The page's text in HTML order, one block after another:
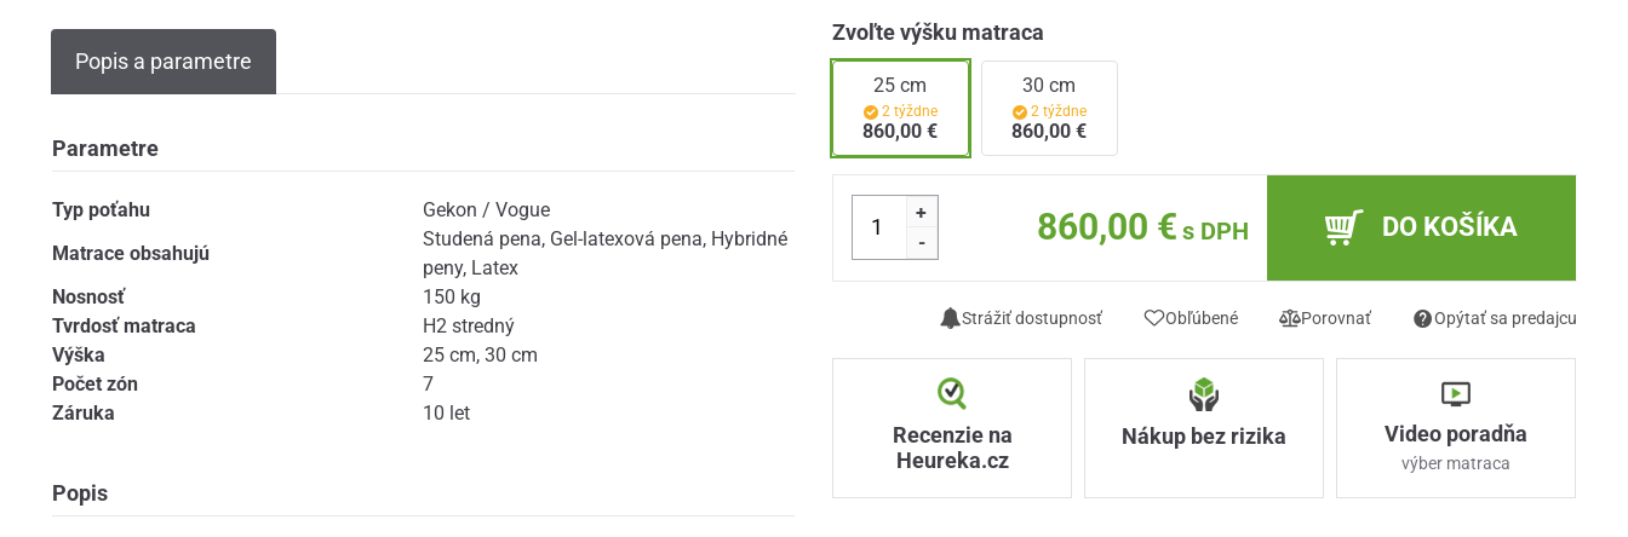
Popis a parametre
Parametre
Typ poťahu
Gekon / Vogue
Matrace obsahujú
Studená pena, Gel-latexová pena, Hybridné
peny, Latex
Nosnosť
150 kg
Tvrdosť matraca
H2 stredný
Výška
25 cm, 30 cm
Počet zón
7
Záruka
10 let
Popis
Zvoľte výšku matraca
25 cm
2 týždne
860,00 €
30 cm
2 týždne
860,00 €
+
-
860,00 € s DPH DO KOŠÍKA
Strážiť dostupnosť Obľúbené Porovnať Opýtať sa predajcu
Recenzie na
Heureka.cz
Nákup bez rizika Video poradňa
výber matraca